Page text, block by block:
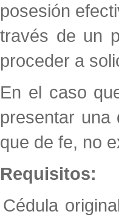
posesión
través de un
proceder a
En el caso
presentar una
que de fe, no
Requisitos:
Cédula